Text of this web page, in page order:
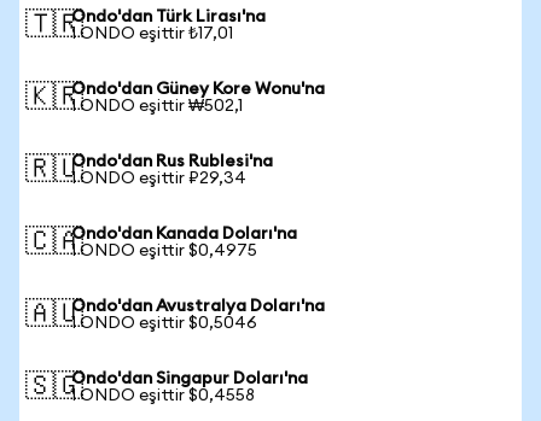
🇹🇷Ondo'dan Türk Lirası'na
1 ONDO eşittir ₺17,01
🇰🇷Ondo'dan Güney Kore Wonu'na
1 ONDO eşittir ₩502,1
🇷🇺Ondo'dan Rus Rublesi'na
1 ONDO eşittir ₽29,34
🇨🇦Ondo'dan Kanada Doları'na
1 ONDO eşittir $0,4975
🇦🇺Ondo'dan Avustralya Doları'na
1 ONDO eşittir $0,5046
🇸🇬Ondo'dan Singapur Doları'na
1 ONDO eşittir $0,4558